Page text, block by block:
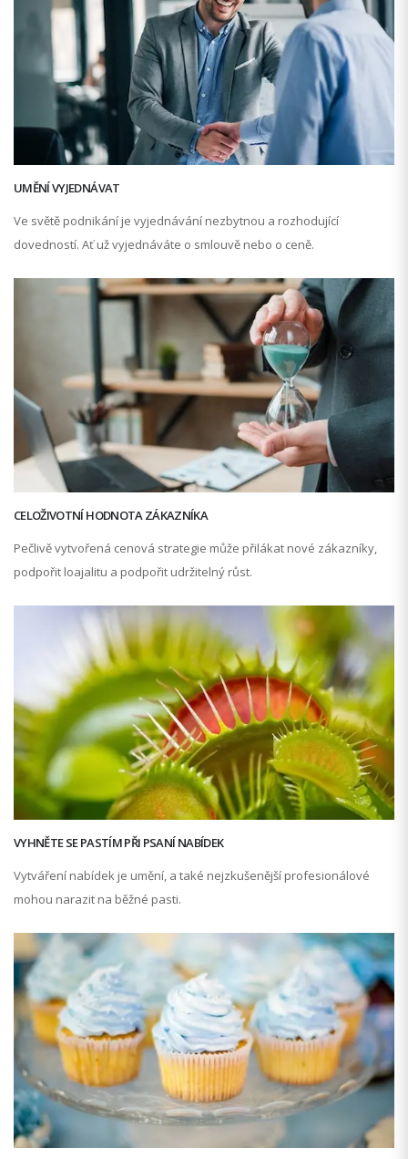
UMĚNÍ VYJEDNÁVAT
Ve světě podnikání je vyjednávání nezbytnou a rozhodující
dovedností. Ať už vyjednáváte o smlouvě nebo o ceně.
CELOŽIVOTNÍ HODNOTA ZÁKAZNÍKA
Pečlivě vytvořená cenová strategie může přilákat nové zákazníky,
podpořit loajalitu a podpořit udržitelný růst.
VYHNĚTE SE PASTÍM PŘI PSANÍ NABÍDEK
Vytváření nabídek je umění, a také nejzkušenější profesionálové
mohou narazit na běžné pasti.